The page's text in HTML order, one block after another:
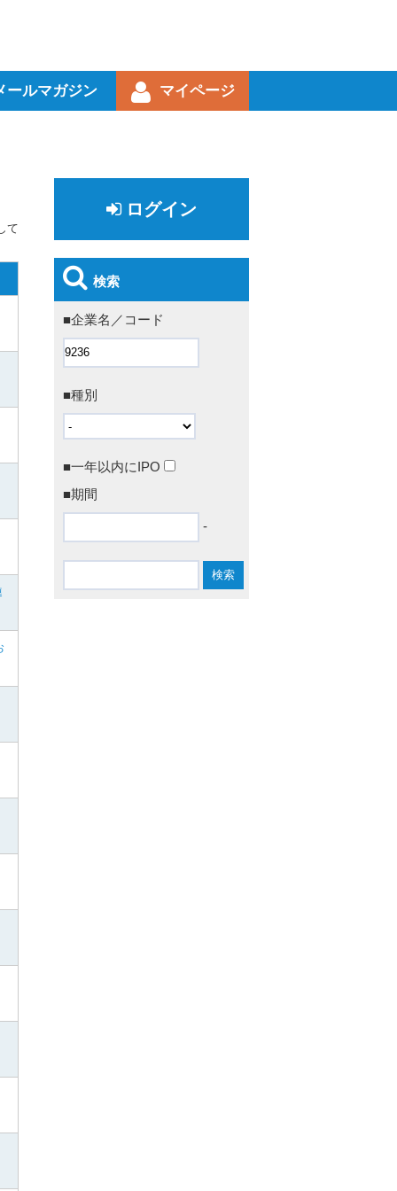
ールマガジン マイページ
て
ログイン
検索
■企業名／コード
■種別
■一年以内にIPO
■期間
-